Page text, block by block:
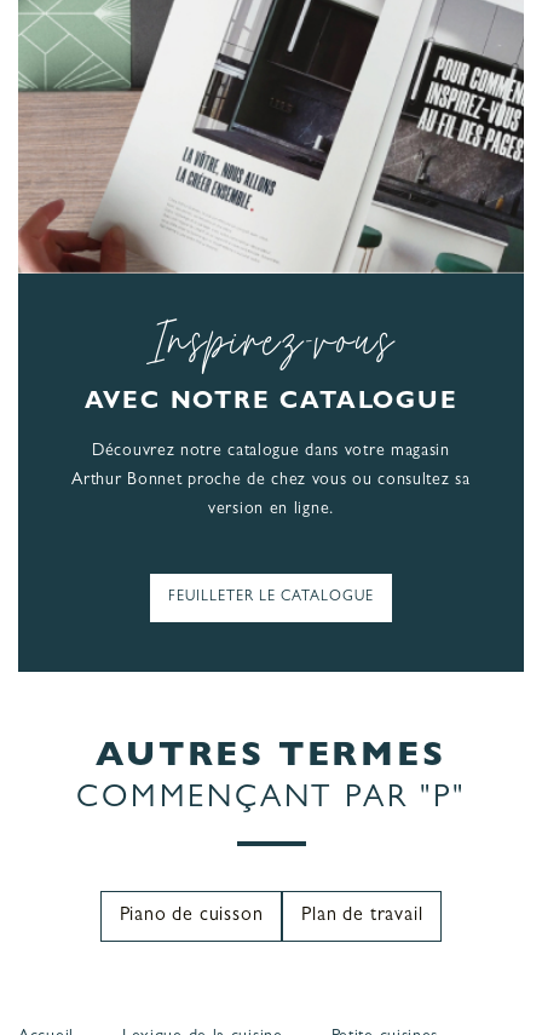
Inspirez-vous
AVEC NOTRE CATALOGUE
Découvrez notre catalogue dans votre magasin
Arthur Bonnet proche de chez vous ou consultez sa
version en ligne.
FEUILLETER LE CATALOGUE
AUTRES TERMES
COMMENÇANT PAR "P"
Piano de cuisson Plan de travail